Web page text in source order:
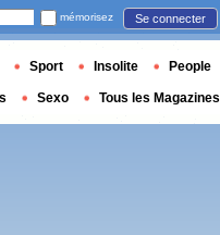
mémorisez Se connecter
Sport Insolite People
Sexo Tous les Magazines